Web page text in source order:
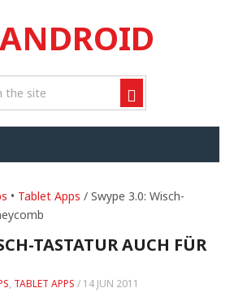
• Tablet Apps / Swype 3.0: Wisch-
TASTATUR AUCH FÜR
, TABLET APPS / 14 JUN 2011